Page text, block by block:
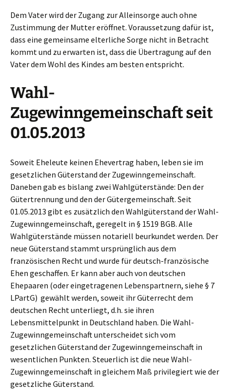
Dem Vater wird der Zugang zur Alleinsorge auch ohne
Zustimmung der Mutter eröffnet. Voraussetzung dafür ist,
dass eine gemeinsame elterliche Sorge nicht in Betracht
kommt und zu erwarten ist, dass die Übertragung auf den
Vater dem Wohl des Kindes am besten entspricht.
Wahl-
Zugewinngemeinschaft seit
01.05.2013
Soweit Eheleute keinen Ehevertrag haben, leben sie im
gesetzlichen Güterstand der Zugewinngemeinschaft.
Daneben gab es bislang zwei Wahlgüterstände: Den der
Gütertrennung und den der Gütergemeinschaft. Seit
01.05.2013 gibt es zusätzlich den Wahlgüterstand der Wahl-
Zugewinngemeinschaft, geregelt in § 1519 BGB. Alle
Wahlgüterstände müssen notariell beurkundet werden. Der
neue Güterstand stammt ursprünglich aus dem
französischen Recht und wurde für deutsch-französische
Ehen geschaffen. Er kann aber auch von deutschen
Ehepaaren (oder eingetragenen Lebenspartnern, siehe § 7
LPartG) gewählt werden, soweit ihr Güterrecht dem
deutschen Recht unterliegt, d.h. sie ihren
Lebensmittelpunkt in Deutschland haben. Die Wahl-
Zugewinngemeinschaft unterscheidet sich vom
gesetzlichen Güterstand der Zugewinngemeinschaft in
wesentlichen Punkten. Steuerlich ist die neue Wahl-
Zugewinngemeinschaft in gleichem Maß privilegiert wie der
gesetzliche Güterstand.